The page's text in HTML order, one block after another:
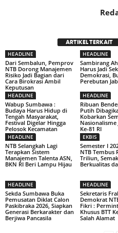
ARTIKEL TERKAIT
HEADLINE
Dari Sembalun, Pemprov
NTB Dorong Manajemen
Risiko Jadi Bagian dari
Cara Birokrasi Ambil
Keputusan
HEADLINE
Sambirang
Harus Jadi
Demokrasi,
Perebutan
HEADLINE
Wabup Sumbawa :
Budaya Harus Hidup di
Tengah Masyarakat,
Festival Digelar Hingga
Pelosok Kecamatan
HEADLINE
Ribuan
Putih
Kobarkan
Nasionalisme
Ke-81 RI
HEADLINE
NTB Selangkah Lagi
Terapkan Sistem
Manajemen Talenta ASN,
BKN RI Beri Lampu Hijau
EKBIS
Semester I
NTB Tembus
Triliun,
Berkualitas
HEADLINE
Sekda Sumbawa Buka
Pemusatan Diklat Calon
Paskibraka 2026, Siapkan
Generasi Berkarakter dan
Berjiwa Pancasila
HEADLINE
Sekretaris
Demokrat
Fikri :
Khusus BTT
Salah Alamat